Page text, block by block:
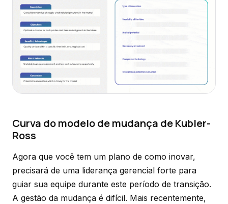
Curva do modelo de mudança de Kubler-
Ross
Agora que você tem um plano de como inovar,
precisará de uma liderança gerencial forte para
guiar sua equipe durante este período de transição.
A gestão da mudança é difícil. Mais recentemente,